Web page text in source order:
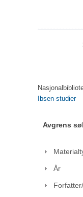
Ibsen-studier
Avgrens
År